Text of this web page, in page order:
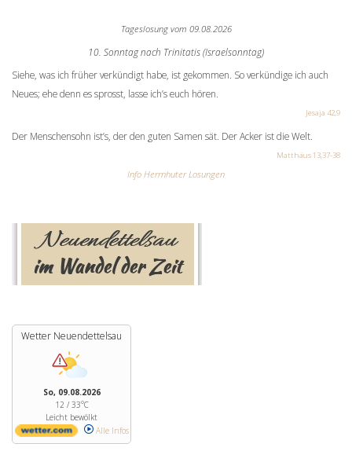
Tageslosung vom 09.08.2026
10. Sonntag nach Trinitatis (Israelsonntag)
Siehe, was ich früher verkündigt habe, ist gekommen. So verkündige ich auch
Neues; ehe denn es sprosst, lasse ich’s euch hören.
Jesaja 42,9
Der Menschensohn ist’s, der den guten Samen sät. Der Acker ist die Welt.
Matthäus 13,37-38
Info Herrnhuter Losungen
Wetter Neuendettelsau
So, 09.08.2026
12 / 33°C
Leicht bewölkt
Alle Infos